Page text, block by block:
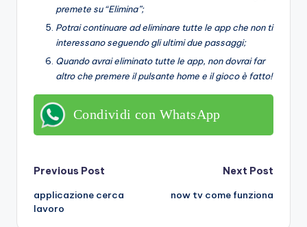
premete su “Elimina”;
Potrai continuare ad eliminare tutte le app che non ti
interessano seguendo gli ultimi due passaggi;
Quando avrai eliminato tutte le app, non dovrai far
altro che premere il pulsante home e il gioco è fatto!
Condividi con WhatsApp
Post
navigation
Previous Post
applicazione cerca
lavoro
Next Post
now tv come funziona